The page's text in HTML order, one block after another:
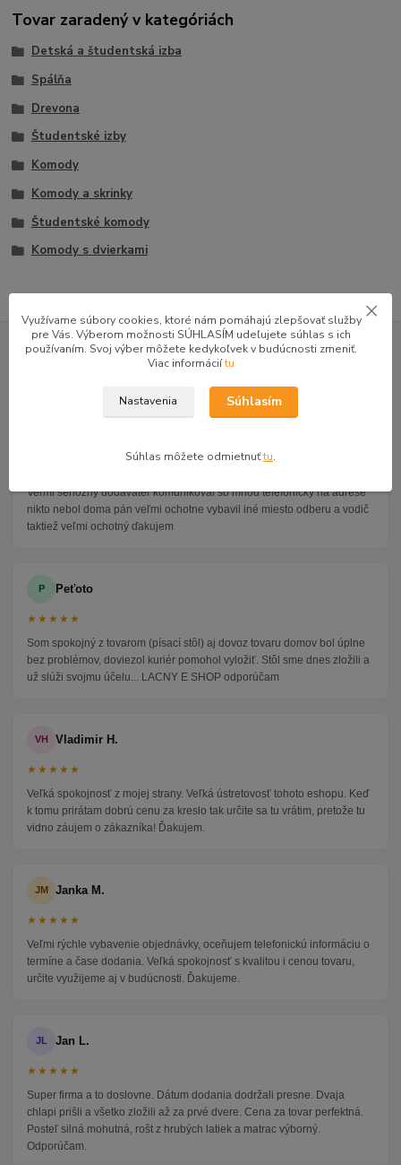
Tovar zaradený v kategóriách
Detská a študentská izba
Spálňa
Drevona
Študentské izby
Komody
Komody a skrinky
Študentské komody
Komody s dvierkami
GOOGLE RECENZIE ZÁKAZNÍKOV
4.9 ★★★★★
47 recenzií · Google
Veľmi seriózny dodávateľ komunikoval so mnou telefonicky na adrese
nikto nebol doma pán veľmi ochotne vybavil iné miesto odberu a vodič
taktiež veľmi ochotný ďakujem
P Peťoto
★★★★★
Som spokojný z tovarom (písací stôl) aj dovoz tovaru domov bol úplne
bez problémov, doviezol kuriér pomohol vyložiť. Stôl sme dnes zložili a
už slúži svojmu účelu... LACNY E SHOP odporúčam
VH Vladimir H.
★★★★★
Veľká spokojnosť z mojej strany. Veľká ústretovosť tohoto eshopu. Keď
k tomu prirátam dobrú cenu za kreslo tak určite sa tu vrátim, pretože tu
vidno záujem o zákazníka! Ďakujem.
JM Janka M.
★★★★★
Veľmi rýchle vybavenie objednávky, oceňujem telefonickú informáciu o
termíne a čase dodania. Veľká spokojnosť s kvalitou i cenou tovaru,
určite využijeme aj v budúcnosti. Ďakujeme.
JL Jan L.
★★★★★
Super firma a to doslovne. Dátum dodania dodržali presne. Dvaja
chlapi prišli a všetko zložili až za prvé dvere. Cena za tovar perfektná.
Posteľ silná mohutná, rošt z hrubých latiek a matrac výborný.
Odporúčam.
Využívame súbory cookies, ktoré nám pomáhajú zlepšovať služby
pre Vás. Výberom možnosti SÚHLASÍM udeľujete súhlas s ich
používaním. Svoj výber môžete kedykoľvek v budúcnosti zmeniť.
Viac informáciítu
Nastavenia Súhlasím
Súhlas môžete odmietnuťtu.